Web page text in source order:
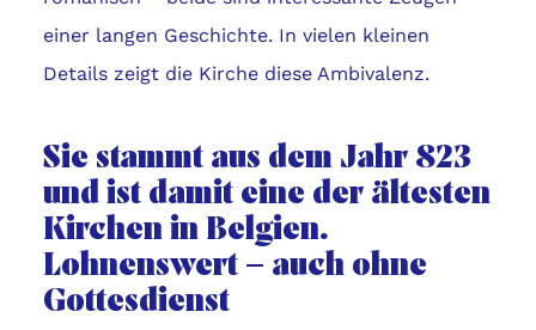
einer langen Geschichte. In vielen kleinen
Details zeigt die Kirche diese Ambivalenz.
Sie stammt aus dem Jahr 823
und ist damit eine der ältesten
Kirchen in Belgien.
Lohnenswert – auch ohne
Gottesdienst